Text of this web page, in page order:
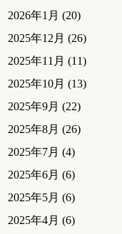
2026年1月 (20)
2025年12月 (26)
2025年11月 (11)
2025年10月 (13)
2025年9月 (22)
2025年8月 (26)
2025年7月 (4)
2025年6月 (6)
2025年5月 (6)
2025年4月 (6)